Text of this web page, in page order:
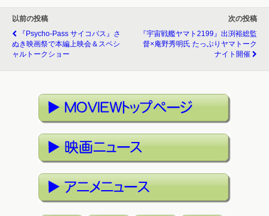
以前の投稿
『Psycho-Pass サイコパス』さ
ぬき映画祭で本編上映会＆スペシ
ャルトークショー
次の投稿
『宇宙戦艦ヤマト2199』出渕裕総監
督×庵野秀明氏 たっぷりヤマトーク
ナイト開催